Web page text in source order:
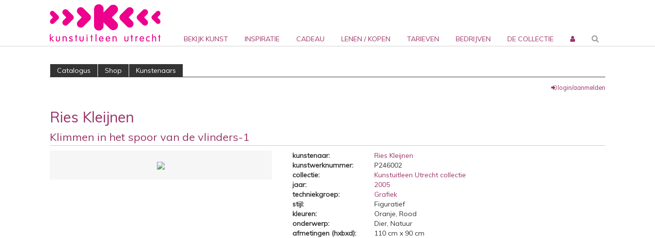
BEKIJK KUNST INSPIRATIE CADEAU LENEN / KOPEN TARIEVEN BEDRIJVEN DE COLLECTIE
Catalogus Shop Kunstenaars
login/aanmelden
Ries Kleijnen
Klimmen in het spoor van de vlinders-1
kunstenaar:
Ries Kleijnen
kunstwerknummer:
P246002
collectie:
Kunstuitleen Utrecht collectie
jaar:
2005
techniekgroep:
Grafiek
stijl:
Figuratief
kleuren:
Oranje, Rood
onderwerp:
Dier, Natuur
afmetingen (hxbxd):
110 cm x 90 cm